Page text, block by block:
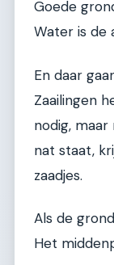
Goede
Water is de
En daar
Zaailingen
nodig,
nat staat,
zaadjes.
Als de
Het